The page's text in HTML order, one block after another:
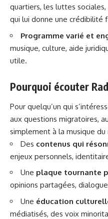
quartiers, les luttes
qui lui donne une crédibilité
Programme varié et
musique, culture, aide
utile.
Pourquoi écouter
Pour quelqu’un qui
aux questions migratoires,
simplement à la musique
Des contenus qui
enjeux personnels,
Une plaque tournante
opinions partagées,
Une éducation
médiatisés, des voix